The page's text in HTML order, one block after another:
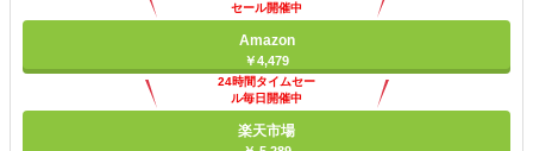
セール開催中
Amazon
￥4,479
24時間タイムセー
ル毎日開催中
楽天市場